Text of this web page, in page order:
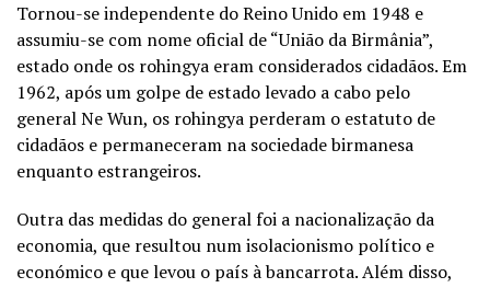
Tornou-se independente do Reino Unido em 1948 e
assumiu-se com nome oficial de “União da Birmânia”,
estado onde os rohingya eram considerados cidadãos. Em
1962, após um golpe de estado levado a cabo pelo
general Ne Wun, os rohingya perderam o estatuto de
cidadãos e permaneceram na sociedade birmanesa
enquanto estrangeiros.
Outra das medidas do general foi a nacionalização da
economia, que resultou num isolacionismo político e
económico e que levou o país à bancarrota. Além disso,